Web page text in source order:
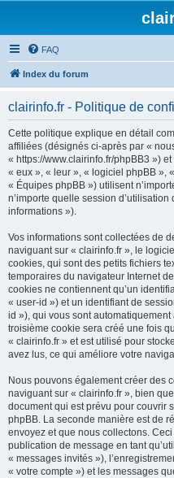
FAQ
Index du forum
clairinfo.fr - Politique de
Cette politique explique en détail
affiliées (désignés ci-après par «
« https://www.clairinfo.fr/phpBB3 »)
« eux », « leur », « logiciel phpBB »,
« Équipes phpBB ») utilisent
n’importe quelle session
informations »).
Vos informations sont collectées de
naviguant sur « clairinfo.fr », le
cookies, qui sont des petits fichiers
temporaires du navigateur Internet
cookies ne contiennent qu’un
« user-id ») et un identifiant de
id »), qui vous sont
troisième cookie sera créé une fois
« clairinfo.fr » et est utilisé pour
avez lus, ce qui améliore votre
Nous pouvons également créer des
naviguant sur « clairinfo.fr », bien
document qui est prévu pour couvrir
phpBB. La seconde manière est de
envoyez et que nous collectons.
publication de message en tant
« messages invités »),
« votre compte ») et les messages